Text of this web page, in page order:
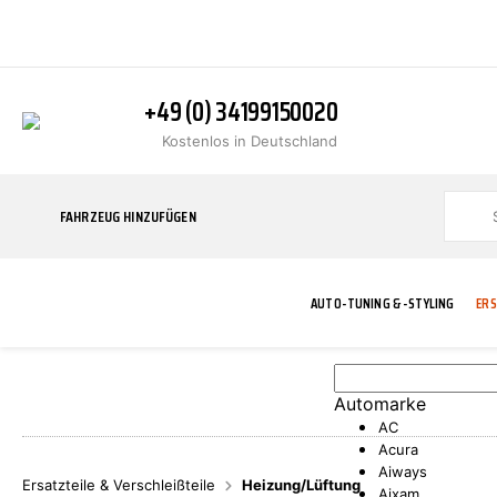
+49 (0) 34199150020
Kostenlos in Deutschland
FAHRZEUG HINZUFÜGEN
AUTO-TUNING & -STYLING
Automarke
AC
Acura
Aiways
Ersatzteile & Verschleißteile Heizung/Lüftung